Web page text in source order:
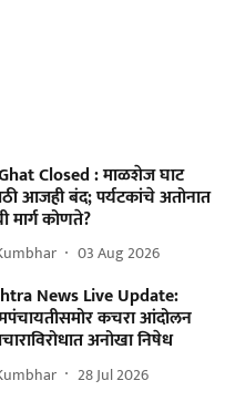
Closed : माळशेज घाट
आजही बंद; पर्यटकांचे अतोनात
मार्ग कोणते?
03 Aug 2026
News Live Update:
कचरा आंदोलन
अनोखा निषेध
28 Jul 2026